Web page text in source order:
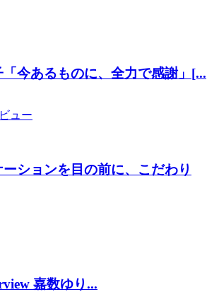
今あるものに、全力で感謝」[...
ュー
ションを目の前に、こだわり
嘉数ゆり...